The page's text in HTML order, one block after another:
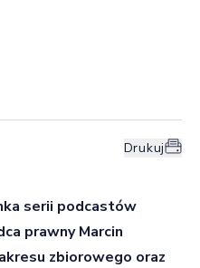
Drukuj
serii podcastów
prawny Marcin
zbiorowego oraz